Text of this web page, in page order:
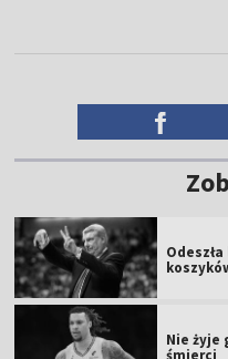
Nie żyje
śmierci